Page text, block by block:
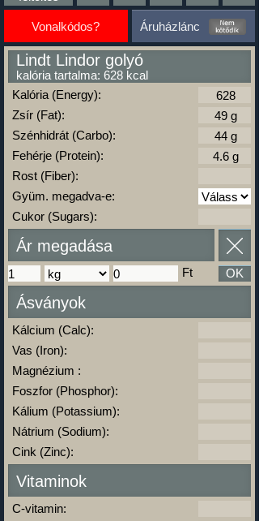
Vonalkódos? Áruházlánc
Lindt Lindor golyó
kalória tartalma: 628 kcal
Kalória (Energy):
Zsír (Fat):
Szénhidrát (Carbo):
Fehérje (Protein):
Rost (Fiber):
Gyüm. megadva-e:
Cukor (Sugars):
Ár megadása
Ft OK
Ásványok
Kálcium (Calc):
Vas (Iron):
Magnézium :
Foszfor (Phosphor):
Kálium (Potassium):
Nátrium (Sodium):
Cink (Zinc):
Vitaminok
C-vitamin: